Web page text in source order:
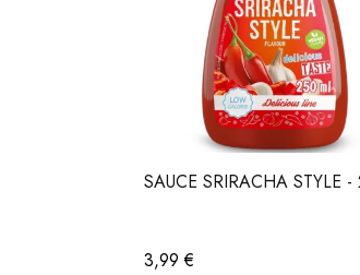
SAUCE SRIRACHA STYLE -
3,99€